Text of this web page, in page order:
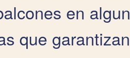
en
que